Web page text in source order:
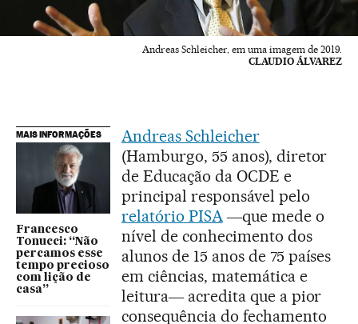
Andreas Schleicher, em uma imagem de 2019.
CLAUDIO ÁLVAREZ
MAIS INFORMAÇÕES
Francesco
Tonucci: “Não
percamos esse
tempo precioso
com lição de
casa”
Andreas Schleicher
(Hamburgo, 55 anos), diretor
de Educação da OCDE e
principal responsável pelo
relatório PISA―que mede o
nível de conhecimento dos
alunos de 15 anos de 75 países
em ciências, matemática e
leitura― acredita que a pior
consequência do fechamento